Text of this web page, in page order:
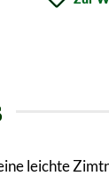
leichte